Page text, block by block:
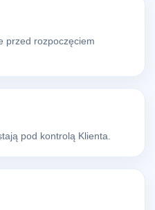
przed rozpoczęciem
pod kontrolą Klienta.